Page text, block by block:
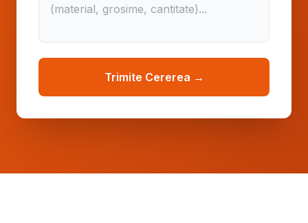
Trimite Cererea →